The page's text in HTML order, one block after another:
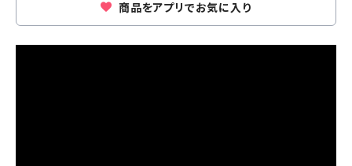
商品をアプリでお気に入り